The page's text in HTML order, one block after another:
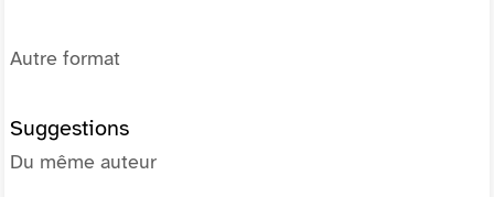
Autre format
Suggestions
Du même auteur